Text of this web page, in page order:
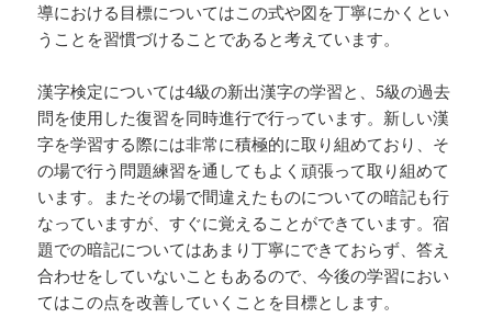
導における目標についてはこの式や図を丁寧にかくとい
うことを習慣づけることであると考えています。
漢字検定については4級の新出漢字の学習と、5級の過去
問を使用した復習を同時進行で行っています。新しい漢
字を学習する際には非常に積極的に取り組めており、そ
の場で行う問題練習を通してもよく頑張って取り組めて
います。またその場で間違えたものについての暗記も行
なっていますが、すぐに覚えることができています。宿
題での暗記についてはあまり丁寧にできておらず、答え
合わせをしていないこともあるので、今後の学習におい
てはこの点を改善していくことを目標とします。